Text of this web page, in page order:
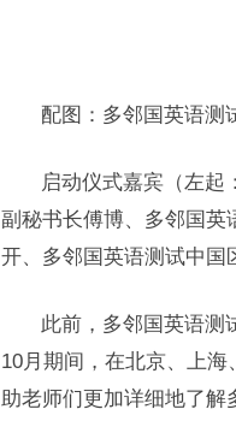
配图：多邻国英语测
启动仪式嘉宾（左起
副秘书长傅博、多邻国英
开、多邻国英语测试中国
此前，多邻国英语测
10月期间，在北京、上
助老师们更加详细地了